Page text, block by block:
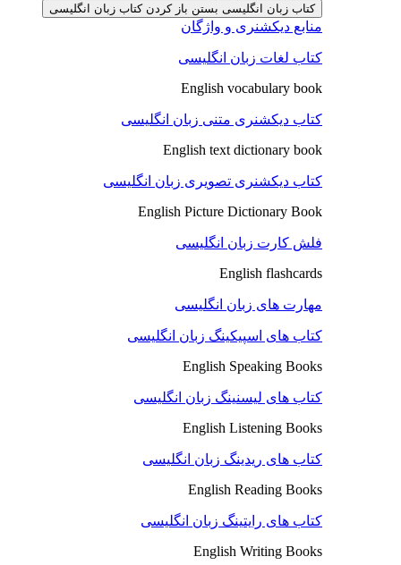
کتاب زبان انگلیسی بستن باز کردن کتاب زبان انگلیسی
منابع دیکشنری و واژگان
کتاب لغات زبان انگلیسی
English vocabulary book
کتاب دیکشنری متنی زبان انگلیسی
English text dictionary book
کتاب دیکشنری تصویری زبان انگلیسی
English Picture Dictionary Book
فلش کارت زبان انگلیسی
English flashcards
مهارت های زبان انگلیسی
کتاب های اسپیکینگ زبان انگلیسی
English Speaking Books
کتاب های لیسنینگ زبان انگلیسی
English Listening Books
کتاب های ریدینگ زبان انگلیسی
English Reading Books
کتاب های رایتینگ زبان انگلیسی
English Writing Books